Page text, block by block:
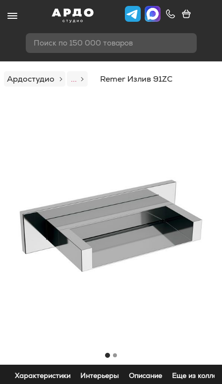
Поиск по 150 000 товаров
Ардостудио ... Remer Излив 91ZC
Характеристики Интерьеры Описание Еще из